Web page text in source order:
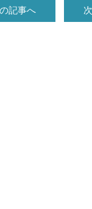
記事へ